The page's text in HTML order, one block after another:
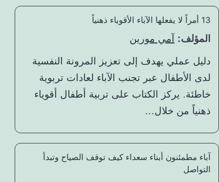
13 أمراً لا يفعلها الآباء الأقوياء ذهنياً
المؤلف: آمي مورين
دليل عملي يهدف إلى تعزيز المرونة النفسية
لدى الأطفال عبر تجنب الآباء لعادات تربوية
خاطئة. يركز الكتاب على تربية أطفال أقوياء
ذهنياً من خلال…
آباء مطمئنون أبناء سعداء كيف توقف الصياح وتبدأ
التواصل